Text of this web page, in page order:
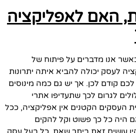
האם לאפליקציה
אנו מדברים על פיתוח של
לעסק יכולה להביא איתה יתרונות
קודם לכן. אך יש גם כמה מינוסים
לגרום לכך שתעדיפו אתרי
העסקים הקטנים אין אפליקציה, ככל
היה כל כך פשוט וקל להקים